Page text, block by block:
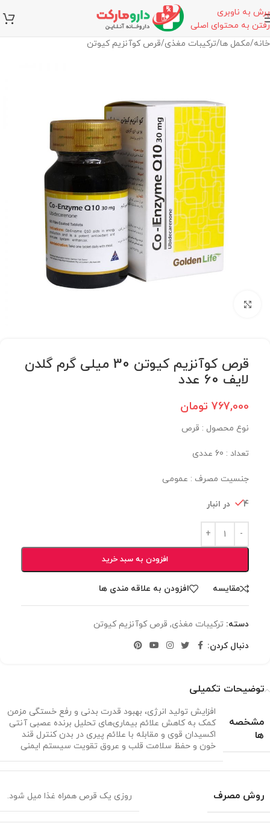
پرش به ناوبری
رفتن به محتوای اصلی
خانه/مکمل ها/ترکیبات مغذی/قرص کوآنزیم کیوتن
قرص کوآنزیم کیوتن 30 میلی گرم گلدن
لایف 60 عدد
767,000 تومان
نوع محصول :‌ قرص
تعداد : 60 عددی
جنسیت مصرف :‌ عمومی
4 در انبار
افزودن به سبد خرید
مقایسه افزودن به علاقه مندی ها
دسته: ترکیبات مغذی, قرص کوآنزیم کیوتن
دنبال کردن:
توضیحات تکمیلی
مشخصه
ها
افزایش تولید انرژی، بهبود قدرت بدنی و رفع خستگی مزمن
کمک به کاهش علائم بیماری‌های تحلیل برنده عصبی آنتی
‌اکسیدان قوی و مقابله با علائم پیری در بدن کنترل قند
خون و حفظ سلامت قلب و عروق تقویت سیستم ایمنی
روش مصرف روزی یک قرص همراه غذا میل شود.